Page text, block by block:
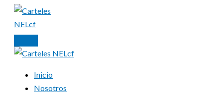
contenido
Inicio
Nosotros